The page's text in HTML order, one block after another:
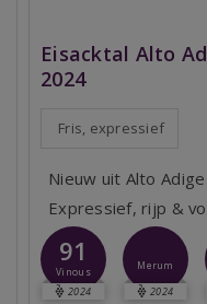
Eisacktal Alto
2024
Fris, expressief
Nieuw uit Alto Adige
Expressief, rijp &
91
Vinous
2024
Merum
2024